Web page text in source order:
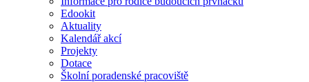
Edookit
Aktuality
Kalendář akcí
Projekty
Dotace
Školní poradenské pracoviště